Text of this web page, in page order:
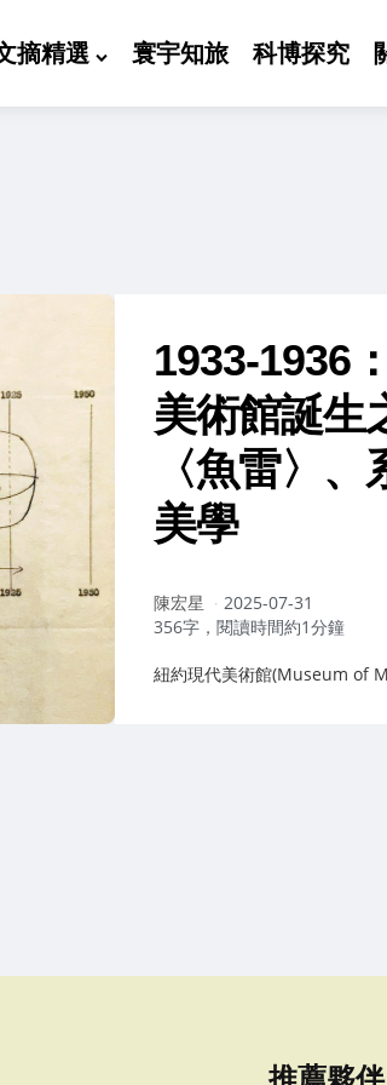
摘精選 寰宇知旅 科博探究
1933-1936
美術館誕生
〈魚雷〉
美學
作
者：
陳宏星
2025-07-31
356字，閱讀時間約1分鐘
紐約現代美術館(Museum of
推薦夥伴